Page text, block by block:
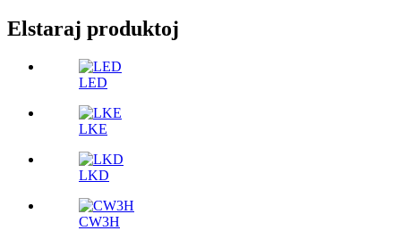
Elstaraj produktoj
LED
LKE
LKD
CW3H